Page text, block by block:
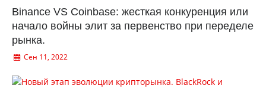
Binance VS Coinbase: жесткая конкуренция или
начало войны элит за первенство при переделе
рынка.
Сен 11, 2022